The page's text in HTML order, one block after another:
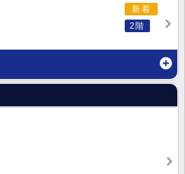
新着
2階